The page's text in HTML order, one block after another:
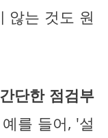
않는 것도 원
단한 점검부
를 들어, '설